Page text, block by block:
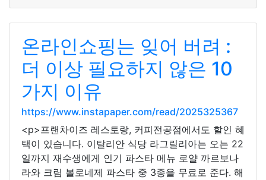
온라인쇼핑는 잊어 버려 :
더 이상 필요하지 않은 10
가지 이유
https://www.instapaper.com/read/2025325367
<p>프랜차이즈 레스토랑, 커피전공점에서도 할인 혜
택이 있습니다. 이탈리안 식당 라그릴리아는 오는 22
일까지 재수생에게 인기 파스타 메뉴 로얄 까르보나
라와 크림 볼로네제 파스타 중 3종을 무료로 준다. 해